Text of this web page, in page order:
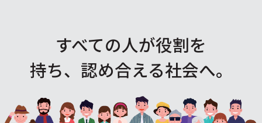
すべての人が役割を
持ち、認め合える社会へ。